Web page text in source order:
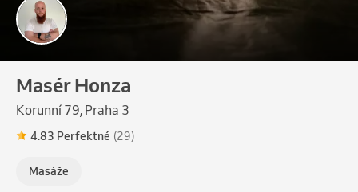
Masér Honza
Korunní 79, Praha 3
4.83 Perfektné (29)
Masáže